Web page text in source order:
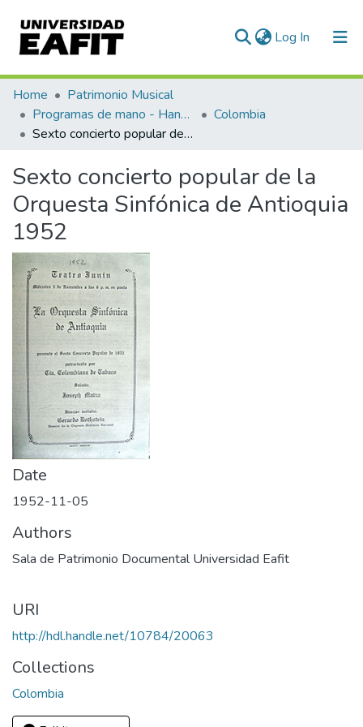
Log In (current)
Communities & Collections
All of DSpace
Home
Patrimonio Musical
Programas de mano - Hand programs
Colombia
Sexto concierto popular de la Orquesta Sinfónica de Antioquia 1952
Sexto concierto popular de la
Orquesta Sinfónica de Antioquia
1952
Date
1952-11-05
Authors
Sala de Patrimonio Documental Universidad Eafit
URI
http://hdl.handle.net/10784/20063
Collections
Colombia